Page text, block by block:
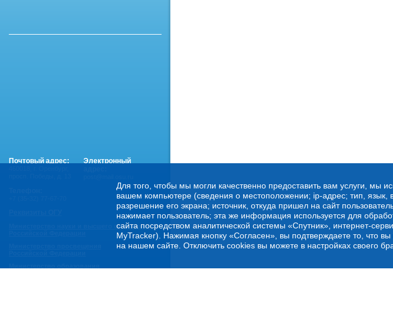
Для того, чтобы мы могли качественно предоставить вам услуги, мы
вашем компьютере (сведения о местоположении; ip-адрес; тип, язык,
разрешение его экрана; источник, откуда пришел на сайт
нажимает пользователь; эта же информация используется для
сайта посредством аналитической системы «Спутник», интернет-
MyTracker). Нажимая кнопку «Согласен», вы подтверждаете то, что
на нашем сайте. Отключить cookies вы можете в настройках своего
Почтовый адрес:
Электронный
Министерство науки и высшего образования